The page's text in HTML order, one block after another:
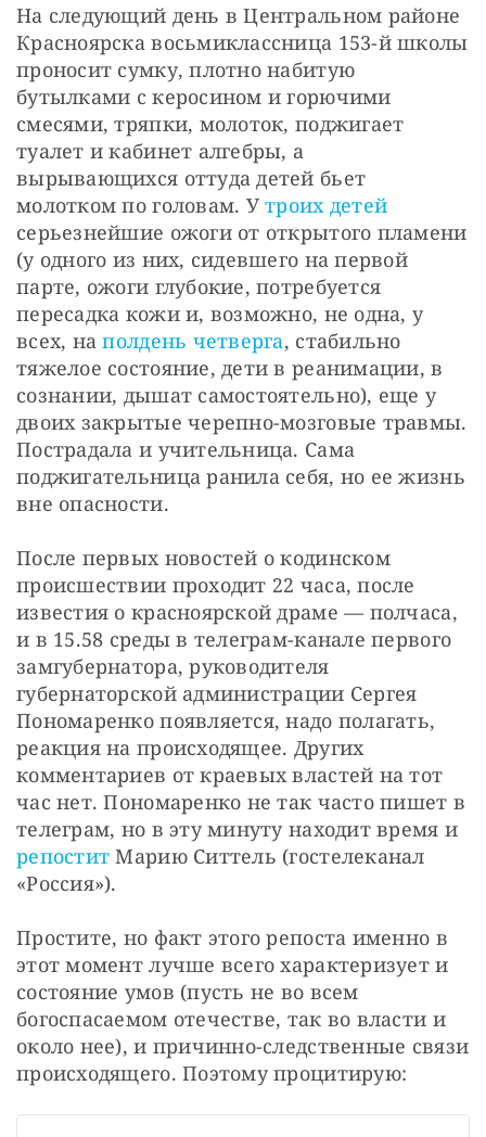
На следующий день в Центральном районе
Красноярска восьмиклассница 153-й школы
проносит сумку, плотно набитую
бутылками с керосином и горючими
смесями, тряпки, молоток, поджигает
туалет и кабинет алгебры, а
вырывающихся оттуда детей бьет
молотком по головам. У троих детей
серьезнейшие ожоги от открытого пламени
(у одного из них, сидевшего на первой
парте, ожоги глубокие, потребуется
пересадка кожи и, возможно, не одна, у
всех, на полдень четверга, стабильно
тяжелое состояние, дети в реанимации, в
сознании, дышат самостоятельно), еще у
двоих закрытые черепно-мозговые травмы.
Пострадала и учительница. Сама
поджигательница ранила себя, но ее жизнь
вне опасности.
После первых новостей о кодинском
происшествии проходит 22 часа, после
известия о красноярской драме — полчаса,
и в 15.58 среды в телеграм-канале первого
замгубернатора, руководителя
губернаторской администрации Сергея
Пономаренко появляется, надо полагать,
реакция на происходящее. Других
комментариев от краевых властей на тот
час нет. Пономаренко не так часто пишет в
репостит Марию Ситтель (гостелеканал
«Россия»).
Простите, но факт этого репоста именно в
этот момент лучше всего характеризует и
состояние умов (пусть не во всем
богоспасаемом отечестве, так во власти и
около нее), и причинно-следственные связи
происходящего. Поэтому процитирую: